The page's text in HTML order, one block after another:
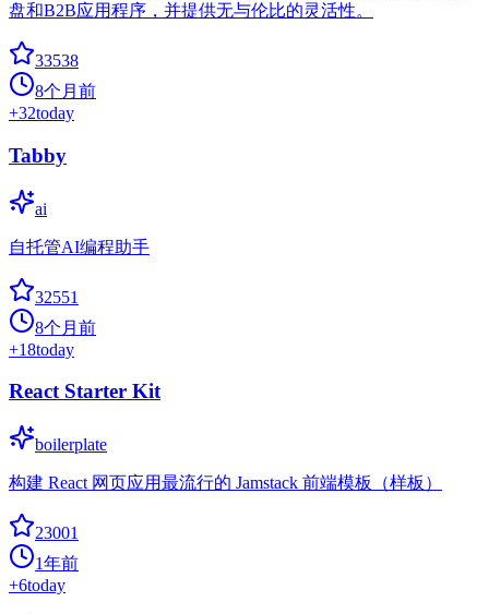
盘和B2B应用程序，并提供无与伦比的灵活性。
33538
8个月前
+32today
Tabby
ai
自托管AI编程助手
32551
8个月前
+18today
React Starter Kit
boilerplate
构建 React 网页应用最流行的 Jamstack 前端模板（样板）
23001
1年前
+6today